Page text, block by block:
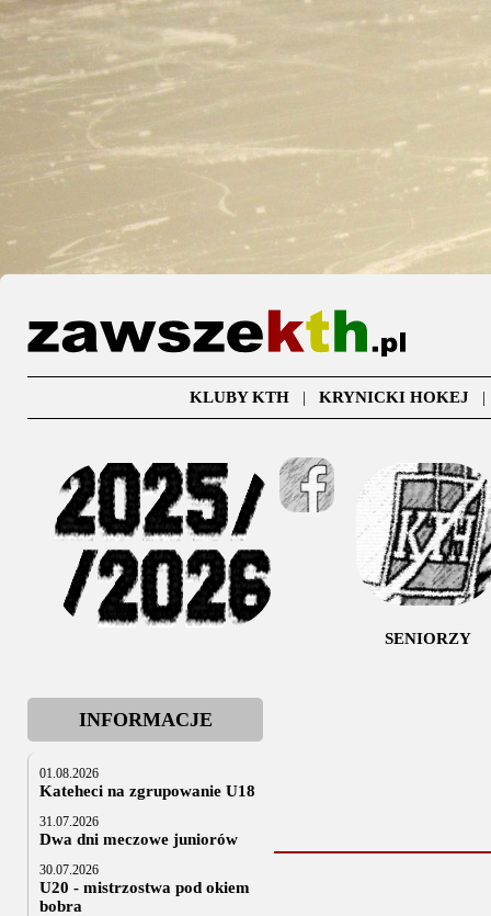
KLUBY KTH| KRYNICKI HOKEJ
SENIORZY
INFORMACJE
01.08.2026
Kateheci na zgrupowanie U18
31.07.2026
Dwa dni meczowe juniorów
30.07.2026
U20 - mistrzostwa pod okiem
bobra